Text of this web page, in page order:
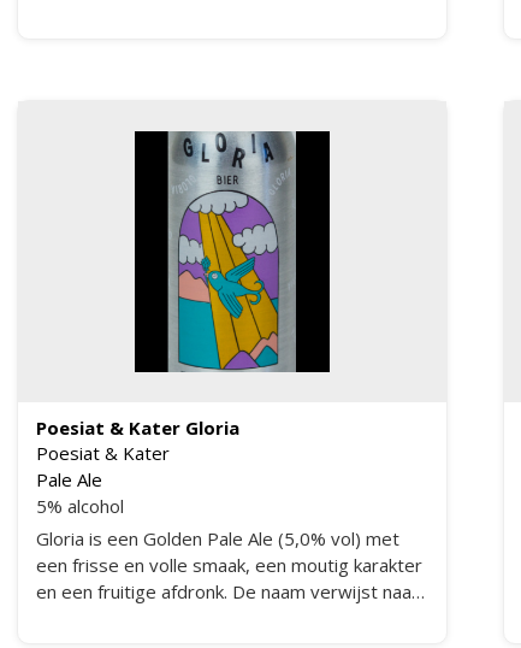
Poesiat & Kater Gloria
Poesiat & Kater
Pale Ale
5% alcohol
Gloria is een Golden Pale Ale (5,0% vol) met
een frisse en volle smaak, een moutig karakter
en een fruitige afdronk. De naam verwijst naar